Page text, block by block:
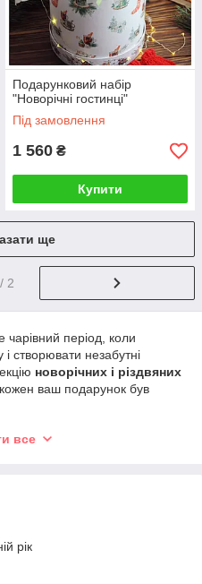
Подарунковий набір
"Новорічні гостинці"
Під замовлення
1 560 ₴
Купити
ще
/ 2
чарівний період, коли
створювати незабутні
новорічних і різдвяних
ваш подарунок був
чай, кава, пряники,
вечір у колі сім’ї.
все
рік